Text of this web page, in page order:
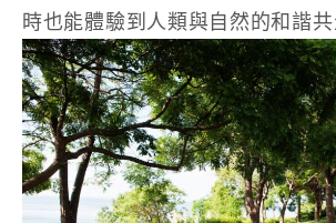
時也能體驗到人類與自然的和諧共